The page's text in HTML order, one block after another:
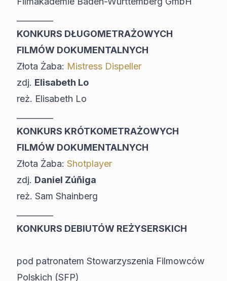
KONKURS DŁUGOMETRAŻOWYCH
FILMÓW DOKUMENTALNYCH
Złota Żaba: Mistress Dispeller
zdj. Elisabeth Lo
reż. Elisabeth Lo
KONKURS KRÓTKOMETRAŻOWYCH
FILMÓW DOKUMENTALNYCH
Złota Żaba: Shotplayer
zdj. Daniel Zúñiga
reż. Sam Shainberg
KONKURS DEBIUTÓW REŻYSERSKICH
pod patronatem Stowarzyszenia Filmowców
Polskich (SFP)